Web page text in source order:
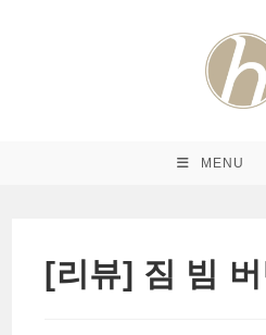
MENU
[리뷰] 짐 빔 버